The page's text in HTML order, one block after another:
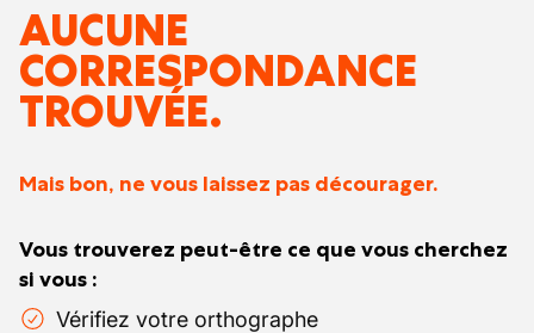
AUCUNE
CORRESPONDANCE
TROUVÉE.
Mais bon, ne vous laissez pas décourager.
Vous trouverez peut-être ce que vous cherchez
si vous :
Vérifiez votre orthographe